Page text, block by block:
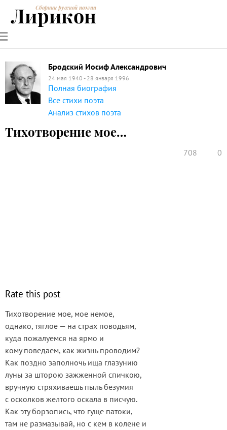
РУССКИЕ
ПОЭТЫ
СОВРЕМЕННИКИЭНЦИКЛОПЕДИЯ
ПОЭЗИИ
Сборник русской поэзии
Лирикон
Бродский Иосиф Александрович
24 мая 1940 - 28 января 1996
Полная биография
Все стихи поэта
Анализ стихов поэта
Тихотворение мое…
708 0
Rate this post
Тихотворение мое, мое немое,
однако, тяглое — на страх поводьям,
куда пожалуемся на ярмо и
кому поведаем, как жизнь проводим?
Как поздно заполночь ища глазунию
луны за шторою зажженной спичкою,
вручную стряхиваешь пыль безумия
с осколков желтого оскала в писчую.
Как эту борзопись, что гуще патоки,
там не размазывай, но с кем в колене и